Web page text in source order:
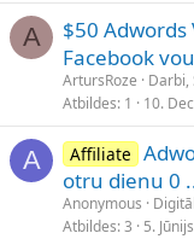
A
$50
Facebook
ArtursRoze
Darbi,
Atbildes 1 10.
A Affiliate
otru dienu 0
Anonymous
Atbildes 3 5.